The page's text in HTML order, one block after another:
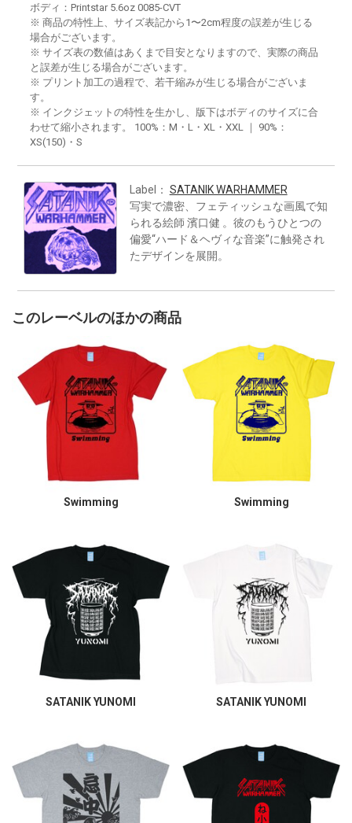
ボディ：Printstar 5.6oz 0085-CVT
※ 商品の特性上、サイズ表記から1〜2cm程度の誤差が生じる
場合がございます。
※ サイズ表の数値はあくまで目安となりますので、実際の商品
と誤差が生じる場合がございます。
※ プリント加工の過程で、若干縮みが生じる場合がございま
す。
※ インクジェットの特性を生かし、版下はボディのサイズに合
わせて縮小されます。 100%：M・L・XL・XXL ｜ 90%：
XS(150)・S
Label： SATANIK WARHAMMER
写実で濃密、フェティッシュな画風で知
られる絵師 濱口健 。彼のもうひとつの
偏愛“ハード＆ヘヴィな音楽”に触発され
たデザインを展開。
このレーベルのほかの商品
Swimming Swimming
SATANIK YUNOMI SATANIK YUNOMI